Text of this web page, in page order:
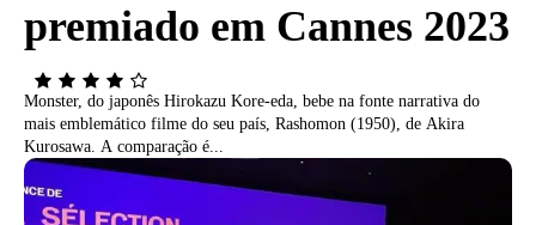
premiado em Cannes 2023
Monster, do japonês Hirokazu Kore-eda, bebe na fonte narrativa do
mais emblemático filme do seu país, Rashomon (1950), de Akira
Kurosawa. A comparação é...